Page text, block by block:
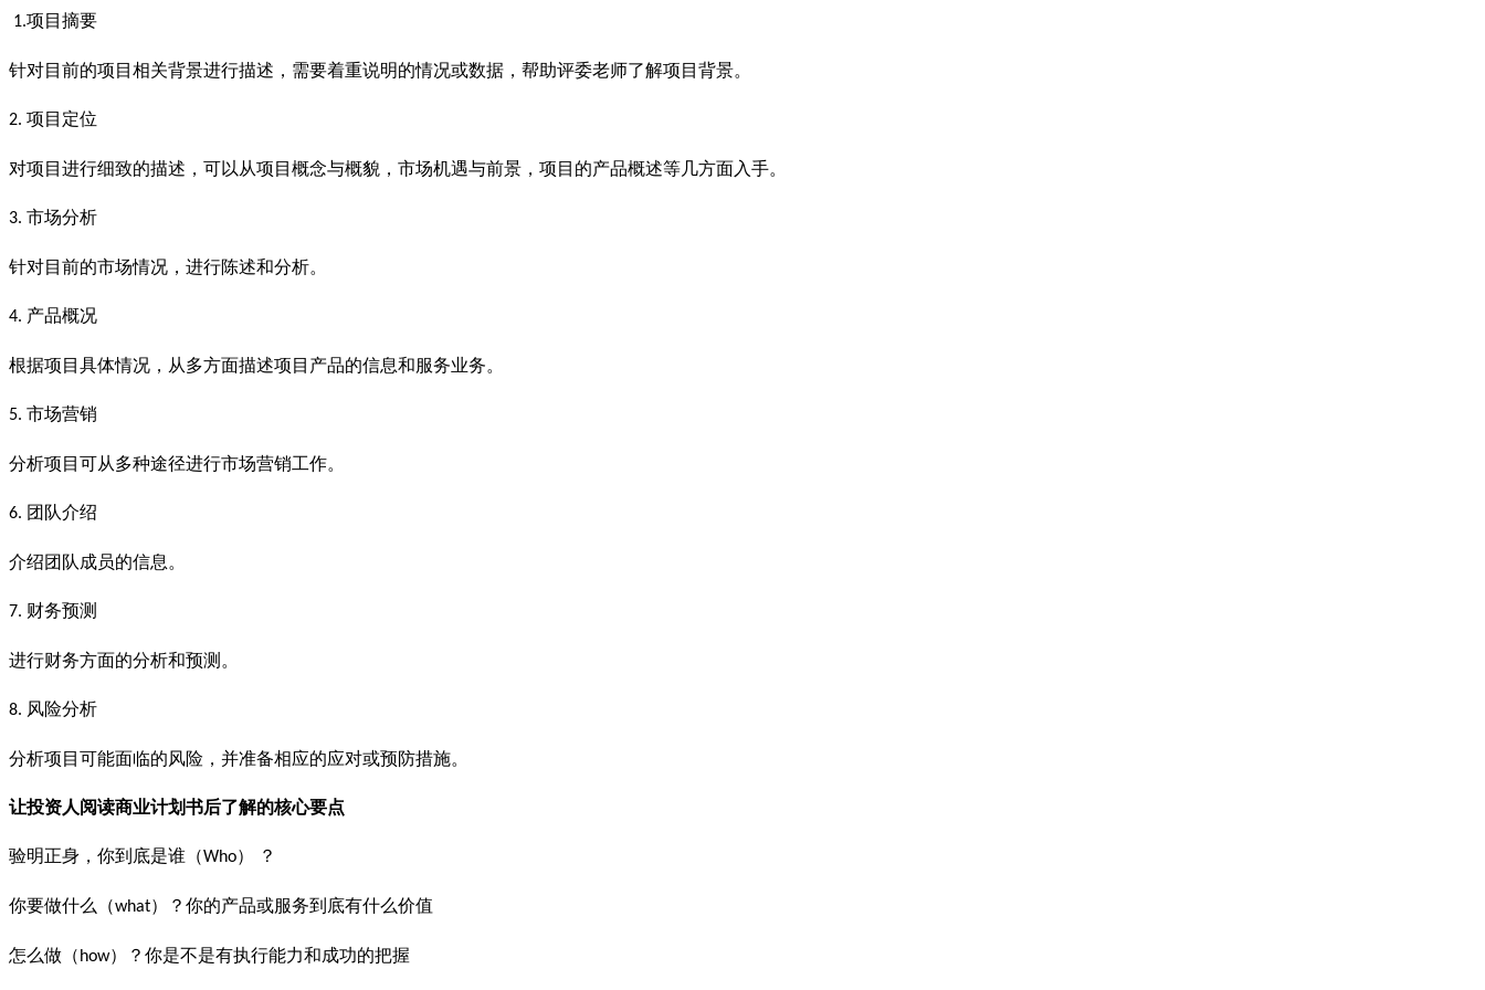
1.项目摘要
针对目前的项目相关背景进行描述，需要着重说明的情况或数据，帮助评委老师了解项目背景。
2. 项目定位
对项目进行细致的描述，可以从项目概念与概貌，市场机遇与前景，项目的产品概述等几方面入手。
3. 市场分析
针对目前的市场情况，进行陈述和分析。
4. 产品概况
根据项目具体情况，从多方面描述项目产品的信息和服务业务。
5. 市场营销
分析项目可从多种途径进行市场营销工作。
6. 团队介绍
介绍团队成员的信息。
7. 财务预测
进行财务方面的分析和预测。
8. 风险分析
分析项目可能面临的风险，并准备相应的应对或预防措施。
让投资人阅读商业计划书后了解的核心要点
验明正身，你到底是谁（Who） ？
你要做什么（what）？你的产品或服务到底有什么价值
怎么做（ how）？你是不是有执行能力和成功的把握